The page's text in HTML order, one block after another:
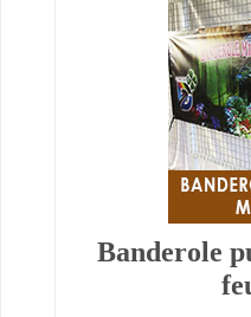
Banderole